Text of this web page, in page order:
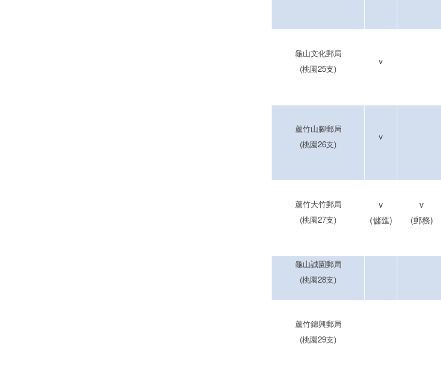
龜山文化郵局
(桃園25支)
v
蘆竹山腳郵局
(桃園26支)
v
蘆竹大竹郵局
(桃園27支)
v
(儲匯)
v
(郵務)
龜山誠園郵局
(桃園28支)
蘆竹錦興郵局
(桃園29支)